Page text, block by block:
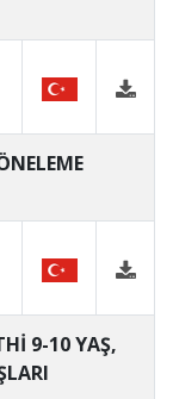
9-10 YAŞ,